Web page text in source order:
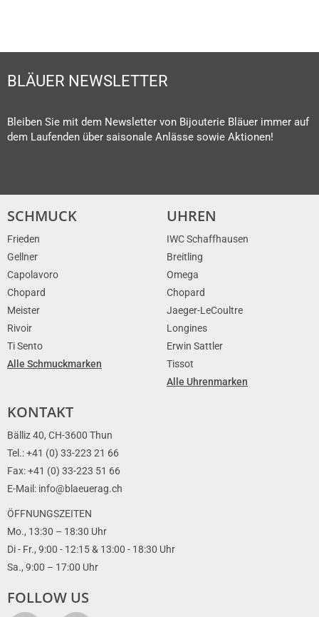
BLÄUER NEWSLETTER
Bleiben Sie mit dem Newsletter von Bijouterie Bläuer immer auf
dem Laufenden über saisonale Anlässe sowie Aktionen!
SCHMUCK
Frieden
Gellner
Capolavoro
Chopard
Meister
Rivoir
Ti Sento
Alle Schmuckmarken
UHREN
IWC Schaffhausen
Breitling
Omega
Chopard
Jaeger-LeCoultre
Longines
Erwin Sattler
Tissot
Alle Uhrenmarken
KONTAKT
Bälliz 40, CH-3600 Thun
Tel.: +41 (0) 33-223 21 66
Fax: +41 (0) 33-223 51 66
E-Mail: info@blaeuerag.ch
ÖFFNUNGSZEITEN
Mo., 13:30 – 18:30 Uhr
Di - Fr., 9:00 - 12:15 & 13:00 - 18:30 Uhr
Sa., 9:00 – 17:00 Uhr
FOLLOW US